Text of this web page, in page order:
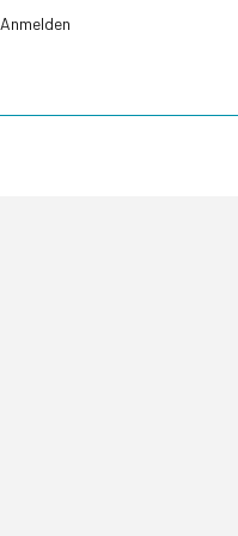
Anmelden